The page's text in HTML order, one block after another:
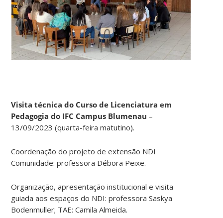
Visita técnica do Curso de Licenciatura em
Pedagogia do IFC Campus Blumenau –
13/09/2023 (quarta-feira matutino).
Coordenação do projeto de extensão NDI
Comunidade: professora Débora Peixe.
Organização, apresentação institucional e visita
guiada aos espaços do NDI: professora Saskya
Bodenmuller; TAE: Camila Almeida.